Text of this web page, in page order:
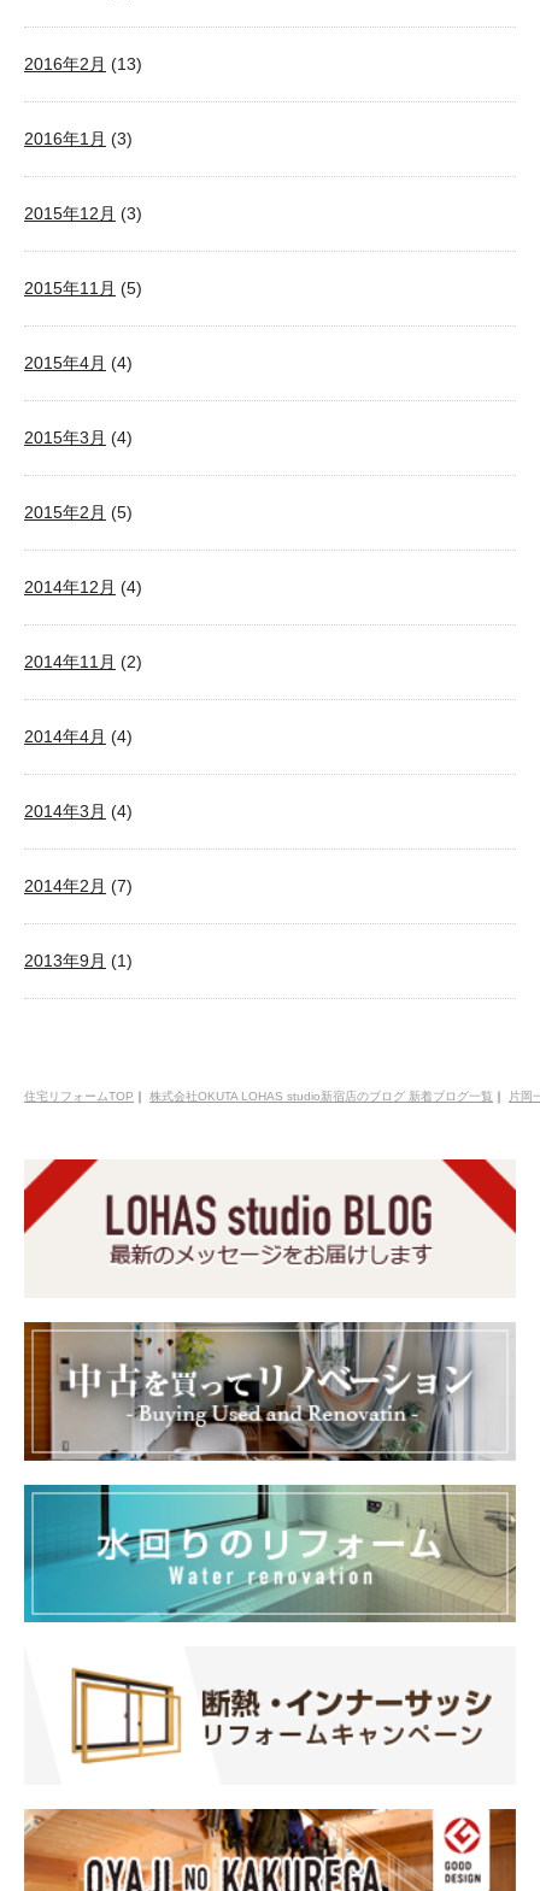
2016年2月 (13)
2016年1月 (3)
2015年12月 (3)
2015年11月 (5)
2015年4月 (4)
2015年3月 (4)
2015年2月 (5)
2014年12月 (4)
2014年11月 (2)
2014年4月 (4)
2014年3月 (4)
2014年2月 (7)
2013年9月 (1)
住宅リフォームTOP ｜ 株式会社OKUTA LOHAS studio新宿店のブログ 新着ブログ一覧 ｜ 片岡